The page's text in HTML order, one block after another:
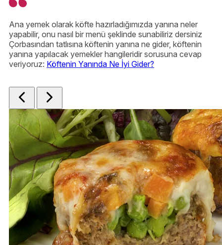
Ana yemek olarak köfte hazırladığımızda yanına neler
yapabilir, onu nasıl bir menü şeklinde sunabiliriz dersiniz
Çorbasından tatlısına köftenin yanına ne gider, köftenin
yanına yapılacak yemekler hangileridir sorusuna cevap
veriyoruz: Köftenin Yanında Ne İyi Gider?